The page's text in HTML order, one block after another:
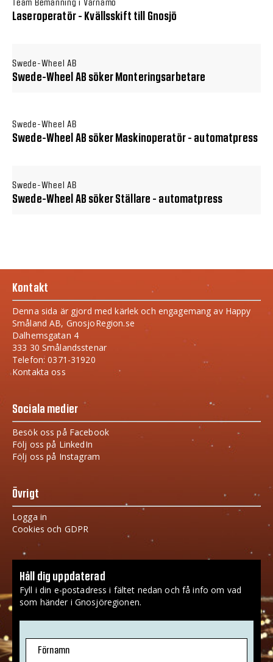
Laseroperatör - Kvällsskift till Gnosjö
Swede-Wheel AB
Swede-Wheel AB söker Monteringsarbetare
Swede-Wheel AB
Swede-Wheel AB söker Maskinoperatör - automatpress
Swede-Wheel AB
Swede-Wheel AB söker Ställare - automatpress
Kontakt
Denna sida är gjord med kärlek och engagemang av Happy
Småland AB, GnosjoRegion.se
Dalhemsgatan 4
333 30 Smålandsstenar
Telefon: 0371-31920
Kontakta oss
Sociala medier
Besök oss på Facebook
Följ oss på LinkedIn
Följ oss på Instagram
Övrigt
Logga in
Cookies och GDPR
Håll dig uppdaterad
Fyll i din e-postadress i fältet nedan och få info om vad
som händer i Gnosjöregionen.
Förnamn